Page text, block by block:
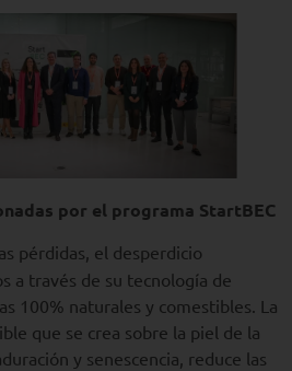
por el programa StartBEC
pérdidas, el desperdicio
a través de su tecnología de
100% naturales y comestibles. La
que se crea sobre la piel de la
y senescencia, reduce las